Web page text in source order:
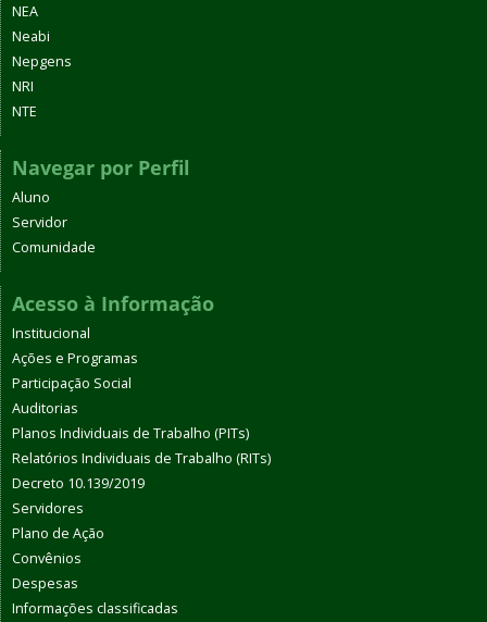
NEA
Neabi
Nepgens
NRI
NTE
Navegar por Perfil
Aluno
Servidor
Comunidade
Acesso à Informação
Institucional
Ações e Programas
Participação Social
Auditorias
Planos Individuais de Trabalho (PITs)
Relatórios Individuais de Trabalho (RITs)
Decreto 10.139/2019
Servidores
Plano de Ação
Convênios
Despesas
Informações classificadas